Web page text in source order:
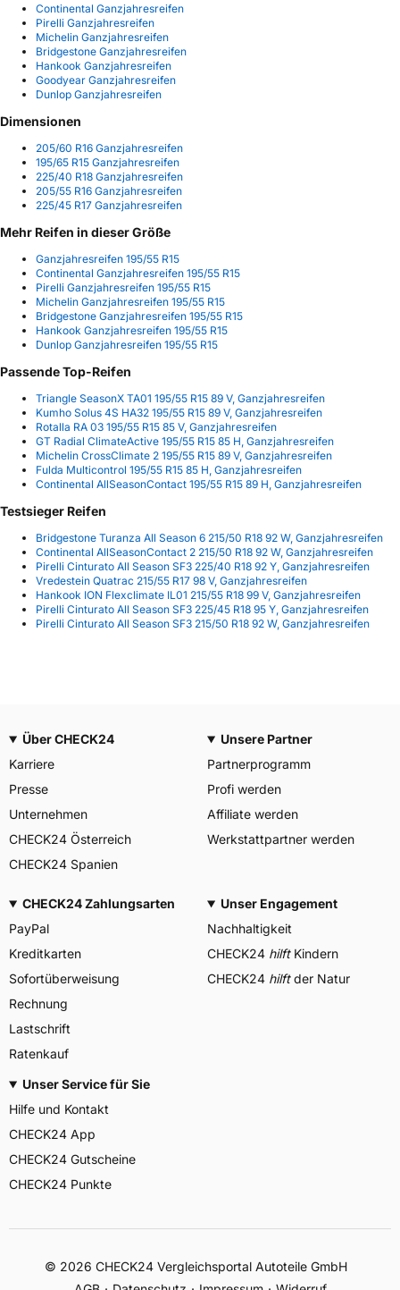
Continental Ganzjahresreifen
Pirelli Ganzjahresreifen
Michelin Ganzjahresreifen
Bridgestone Ganzjahresreifen
Hankook Ganzjahresreifen
Goodyear Ganzjahresreifen
Dunlop Ganzjahresreifen
Dimensionen
205/60 R16 Ganzjahresreifen
195/65 R15 Ganzjahresreifen
225/40 R18 Ganzjahresreifen
205/55 R16 Ganzjahresreifen
225/45 R17 Ganzjahresreifen
Mehr Reifen in dieser Größe
Ganzjahresreifen 195/55 R15
Continental Ganzjahresreifen 195/55 R15
Pirelli Ganzjahresreifen 195/55 R15
Michelin Ganzjahresreifen 195/55 R15
Bridgestone Ganzjahresreifen 195/55 R15
Hankook Ganzjahresreifen 195/55 R15
Dunlop Ganzjahresreifen 195/55 R15
Passende Top-Reifen
Triangle SeasonX TA01 195/55 R15 89 V, Ganzjahresreifen
Kumho Solus 4S HA32 195/55 R15 89 V, Ganzjahresreifen
Rotalla RA 03 195/55 R15 85 V, Ganzjahresreifen
GT Radial ClimateActive 195/55 R15 85 H, Ganzjahresreifen
Michelin CrossClimate 2 195/55 R15 89 V, Ganzjahresreifen
Fulda Multicontrol 195/55 R15 85 H, Ganzjahresreifen
Continental AllSeasonContact 195/55 R15 89 H, Ganzjahresreifen
Testsieger Reifen
Bridgestone Turanza All Season 6 215/50 R18 92 W, Ganzjahresreifen
Continental AllSeasonContact 2 215/50 R18 92 W, Ganzjahresreifen
Pirelli Cinturato All Season SF3 225/40 R18 92 Y, Ganzjahresreifen
Vredestein Quatrac 215/55 R17 98 V, Ganzjahresreifen
Hankook ION Flexclimate IL01 215/55 R18 99 V, Ganzjahresreifen
Pirelli Cinturato All Season SF3 225/45 R18 95 Y, Ganzjahresreifen
Pirelli Cinturato All Season SF3 215/50 R18 92 W, Ganzjahresreifen
Über CHECK24
Karriere
Presse
Unternehmen
CHECK24 Österreich
CHECK24 Spanien
Unsere Partner
Partnerprogramm
Profi werden
Affiliate werden
Werkstattpartner werden
CHECK24 Zahlungsarten
PayPal
Kreditkarten
Sofortüberweisung
Rechnung
Lastschrift
Ratenkauf
Unser Engagement
Nachhaltigkeit
CHECK24 hilftKindern
CHECK24 hilftder Natur
Unser Service für Sie
Hilfe und Kontakt
CHECK24 App
CHECK24 Gutscheine
CHECK24 Punkte
© 2026 CHECK24 Vergleichsportal Autoteile GmbH